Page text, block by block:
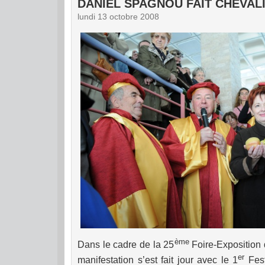
DANIEL SPAGNOU FAIT
lundi 13 octobre 2008
Dans le cadre de la 25èmeFoire-Exposition
manifestation s’est fait jour avec le 1er